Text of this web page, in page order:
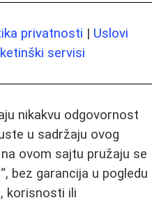
privatnosti | Uslovi
servisi
nikakvu odgovornost
u sadržaju ovog
ovom sajtu pružaju se
bez garancija u pogledu
korisnosti ili